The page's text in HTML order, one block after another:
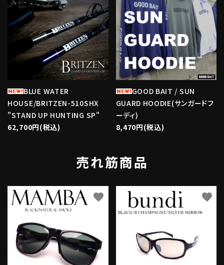
BLUE WATER
HOUSE/BRITZEN-510SHX
"STAND UP HUNTING SP"
62,700円(税込)
GOOD BAIT / SUN
GUARD HOODIE(サンガードフ
ーディ)
8,470円(税込)
売れ筋商品
favorite favorite